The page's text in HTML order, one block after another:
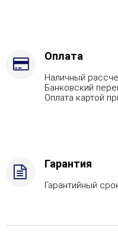
AISI
ГГУ-40,
Боковой
Оплата
Наличный
Банковский
Оплата картой
Гарантия
Гарантийный